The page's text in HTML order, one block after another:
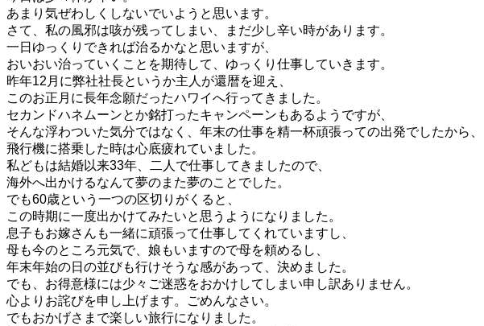
あまり気ぜわしくしないでいようと思います。
さて、私の風邪は咳が残ってしまい、まだ少し辛い時があります。
一日ゆっくりできれば治るかなと思いますが、
おいおい治っていくことを期待して、ゆっくり仕事していきます。
昨年12月に弊社社長というか主人が還暦を迎え、
このお正月に長年念願だったハワイへ行ってきました。
セカンドハネムーンとか銘打ったキャンペーンもあるようですが、
そんな浮わついた気分ではなく、年末の仕事を精一杯頑張っての出発でしたから、
飛行機に搭乗した時は心底疲れていました。
私どもは結婚以来33年、二人で仕事してきましたので、
海外へ出かけるなんて夢のまた夢のことでした。
でも60歳という一つの区切りがくると、
この時期に一度出かけてみたいと思うようになりました。
息子もお嫁さんも一緒に頑張って仕事してくれていますし、
母も今のところ元気で、娘もいますので母を頼めるし、
年末年始の日の並びも行けそうな感があって、決めました。
でも、お得意様には少々ご迷惑をおかけしてしまい申し訳ありません。
心よりお詫びを申し上げます。ごめんなさい。
でもおかげさまで楽しい旅行になりました。